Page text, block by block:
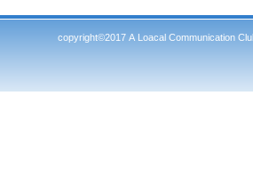
copyright©2017 A Loacal Communication